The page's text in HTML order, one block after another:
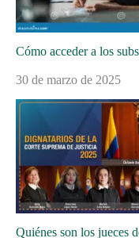
Cómo acceder a los
30 de marzo de 2025
Quiénes son los jueces